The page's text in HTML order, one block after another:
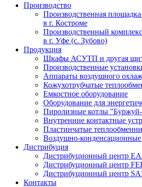
Производство
Производственная
в г. Костроме
Производственный
в г. Уфе (с. Зубово)
Продукция
Шкафы АСУТП и другая
Производственные
Аппараты воздушного
Кожухотрубчатые
Емкостное оборудование
Оборудование для
Пиролизные котлы
Внутренние контактные
Пластинчатые
Воздушно-конденсационные
Дистрибуция
Дистрибуционный центр
Дистрибуционный центр
Дистрибуционный центр
Контакты